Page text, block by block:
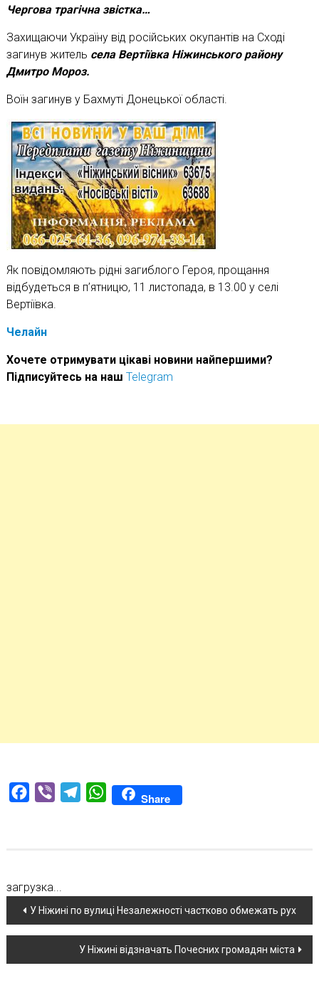
Чергова трагічна звістка…
Захищаючи Україну від російських окупантів на Сході
загинув житель села Вертіївка Ніжинського району
Дмитро Мороз.
Воїн загинув у Бахмуті Донецької області.
Як повідомляють рідні загиблого Героя, прощання
відбудеться в п’ятницю, 11 листопада, в 13.00 у селі
Вертіївка.
Челайн
Хочете отримувати цікаві новини найпершими?
Підписуйтесь на наш Telegram
Facebook
Viber TelegramWhatsAppShare
загрузка...
Навігація
по
новині
У Ніжині по вулиці Незалежності частково обмежать рух
У Ніжині відзначать Почесних громадян міста